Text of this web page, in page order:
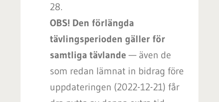
28.
OBS! Den förlängda
tävlingsperioden gäller för
samtliga tävlande — även de
som redan lämnat in bidrag före
uppdateringen (2022-12-21) får